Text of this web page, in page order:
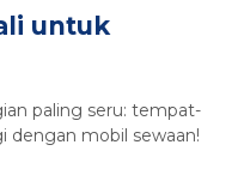
untuk
paling seru: tempat-
dengan mobil sewaan!